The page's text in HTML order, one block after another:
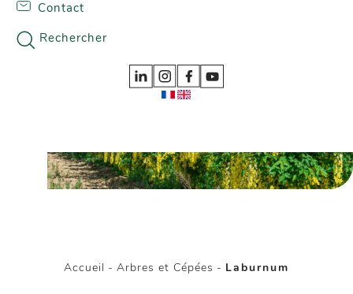
Skip to content
Contact
Rechercher
Accueil - Arbres et Cépées - Laburnum